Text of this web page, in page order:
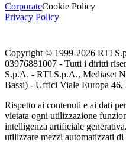
CorporateCookie Policy
Privacy Policy
Copyright © 1999-2026 RTI
03976881007 - Tutti i diritti
S.p.A. - RTI S.p.A., Mediaset
Bassi) - Uffici Viale Europa
Rispetto ai contenuti e ai dati
vietata ogni utilizzazione
intelligenza artificiale
utilizzare mezzi automatizzati di